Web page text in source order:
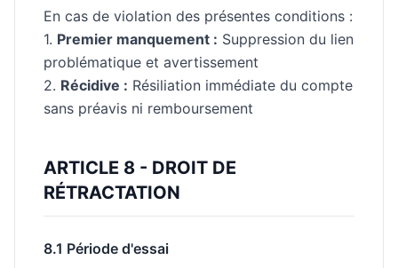
En cas de violation des présentes conditions :
1. Premier manquement : Suppression du lien
problématique et avertissement
2. Récidive : Résiliation immédiate du compte
sans préavis ni remboursement
ARTICLE 8 - DROIT DE
RÉTRACTATION
8.1 Période d'essai